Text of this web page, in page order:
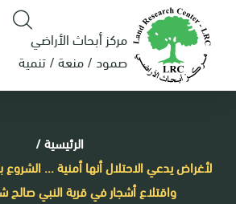
مركز أبحاث الأراضي
صمود / منعة / تنمية
الرئيسية/
لأغراض يدعي الاحتلال أنها أمنية ... الشروع
واقتلاع أشجار في قرية النبي صالح